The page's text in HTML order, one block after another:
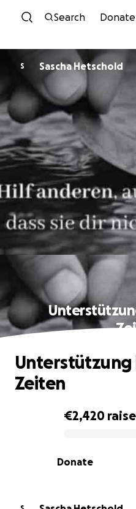
Skip
Search Donate
S Sascha Hetschold
0% complete
€2,420
Donate
Unterstützung
Zeiten